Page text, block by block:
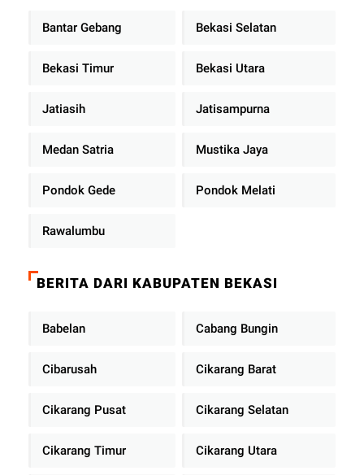
Bantar Gebang Bekasi Selatan
Bekasi Timur Bekasi Utara
Jatiasih Jatisampurna
Medan Satria Mustika Jaya
Pondok Gede Pondok Melati
Rawalumbu
BERITA DARI KABUPATEN BEKASI
Babelan Cabang Bungin
Cibarusah Cikarang Barat
Cikarang Pusat Cikarang Selatan
Cikarang Timur Cikarang Utara